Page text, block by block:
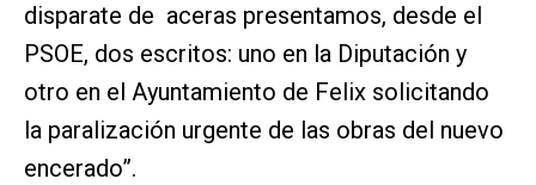
disparate de aceras presentamos, desde el
PSOE, dos escritos: uno en la Diputación y
otro en el Ayuntamiento de Felix solicitando
la paralización urgente de las obras del nuevo
encerado”.